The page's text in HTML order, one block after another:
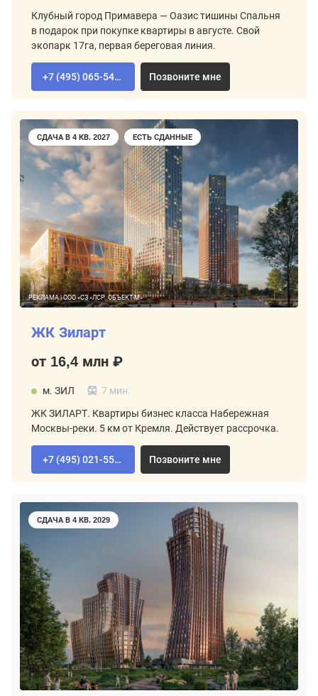
Клубный город Примавера — Оазис тишины Спальня
в подарок при покупке квартиры в августе. Свой
экопарк 17га, первая береговая линия.
+7 (495) 065-54-02 Позвоните мне
СДАЧА В 4 КВ. 2027 ЕСТЬ СДАННЫЕ
РЕКЛАМА | ООО «СЗ «ЛСР. ОБЪЕКТ-М»
ЖК Зиларт
от 16,4 млн ₽
м. ЗИЛ 7 мин.
ЖК ЗИЛАРТ. Квартиры бизнес класса Набережная
Москвы-реки. 5 км от Кремля. Действует рассрочка.
+7 (495) 021-55-92 Позвоните мне
СДАЧА В 4 КВ. 2029